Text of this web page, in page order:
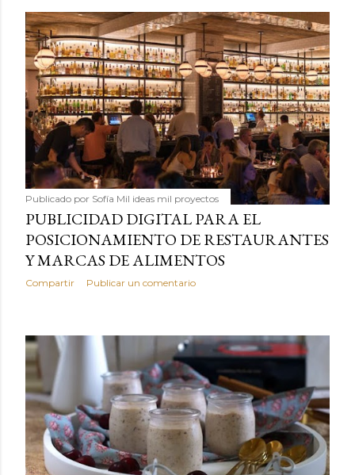
Publicado por Sofía Mil ideas mil proyectos
PUBLICIDAD DIGITAL PARA EL
POSICIONAMIENTO DE RESTAURANTES
Y MARCAS DE ALIMENTOS
Compartir Publicar un comentario